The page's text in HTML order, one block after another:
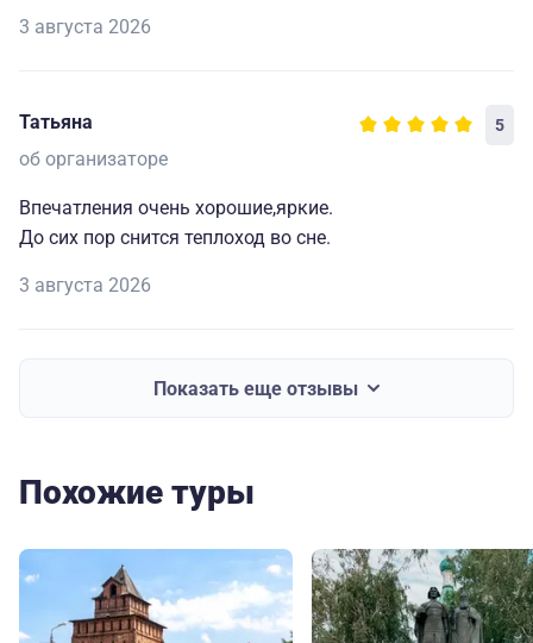
3 августа 2026
Татьяна 5
об организаторе
Впечатления очень хорошие,яркие.
До сих пор снится теплоход во сне.
3 августа 2026
Показать еще отзывы
Похожие туры